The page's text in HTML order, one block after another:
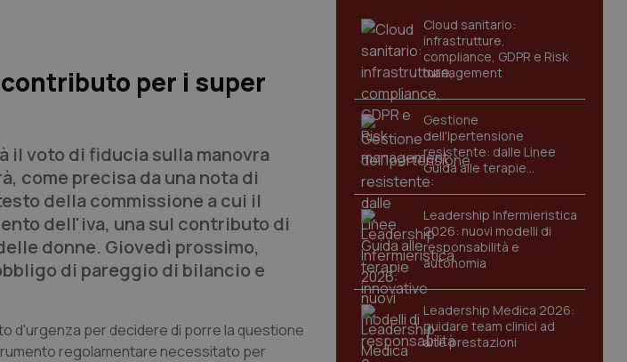
per i super
il voto di fiducia sulla manovra
come precisa da una nota di
della commissione a cui il
dell'iva, una sul contributo di
donne. Giovedì prossimo,
di pareggio di bilancio e
d'urgenza per decidere di porre la questione
regolamentare necessitato per
Cloud sanitario:
infrastrutture,
compliance, GDPR e Risk
management
Gestione
dell'Ipertensione
resistente: dalle Linee
Guida alle terapie
innovative
Leadership Infermieristica
2026: nuovi modelli di
responsabilità e
autonomia
Leadership Medica 2026:
guidare team clinici ad
alte prestazioni